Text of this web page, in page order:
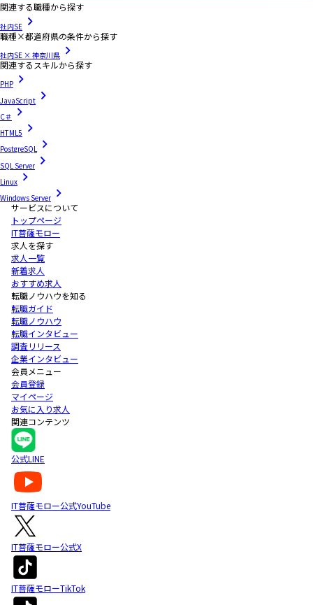
関連する職種から探す
社内SE
職種×都道府県の条件から探す
社内SE × 神奈川県
関連するスキルから探す
PHP
JavaScript
C＃
HTML5
PostgreSQL
SQL Server
Linux
Windows Server
サービスについて
トップページ
IT菩薩モロー
求人を探す
求人一覧
新着求人
おすすめ求人
転職ノウハウを知る
転職ガイド
転職ノウハウ
転職インタビュー
調査リリース
企業インタビュー
会員メニュー
会員登録
マイページ
お気に入り求人
関連コンテンツ
公式LINE
IT菩薩モロー公式YouTube
IT菩薩モロー公式X
IT菩薩モローTikTok